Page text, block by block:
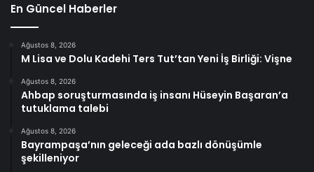
En Güncel Haberler
Ağustos 8, 2026
M Lisa ve Dolu Kadehi Ters Tut’tan Yeni İş Birliği: Vişne
Ağustos 8, 2026
Ahbap soruşturmasında iş insanı Hüseyin Başaran’a
tutuklama talebi
Ağustos 8, 2026
Bayrampaşa’nın geleceği ada bazlı dönüşümle
şekilleniyor